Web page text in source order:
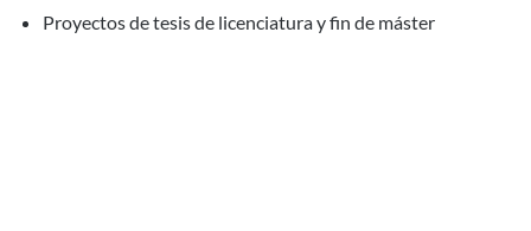
Proyectos de tesis de licenciatura y fin de máster